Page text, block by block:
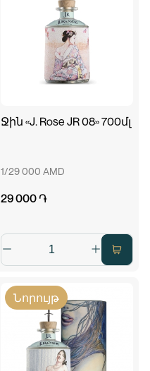
Ջին «J. Rose JR 08» 700մլ
1/29 000 AMD
29 000 ֏
Նորույթ